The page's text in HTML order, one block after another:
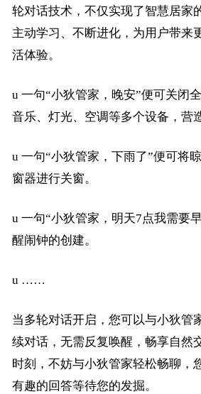
轮对话技术，不仅实现了智慧居家
主动学习、不断进化，为用户带来
活体验。
u 一句“小狄管家，晚安”便可关闭
音乐、灯光、空调等多个设备，营
u 一句“小狄管家，下雨了”便可将
窗器进行关窗。
u 一句“小狄管家，明天7点我需要
醒闹钟的创建。
u ……
当多轮对话开启，您可以与小狄管
续对话，无需反复唤醒，畅享自然
时刻，不妨与小狄管家轻松畅聊，
有趣的回答等待您的发掘。